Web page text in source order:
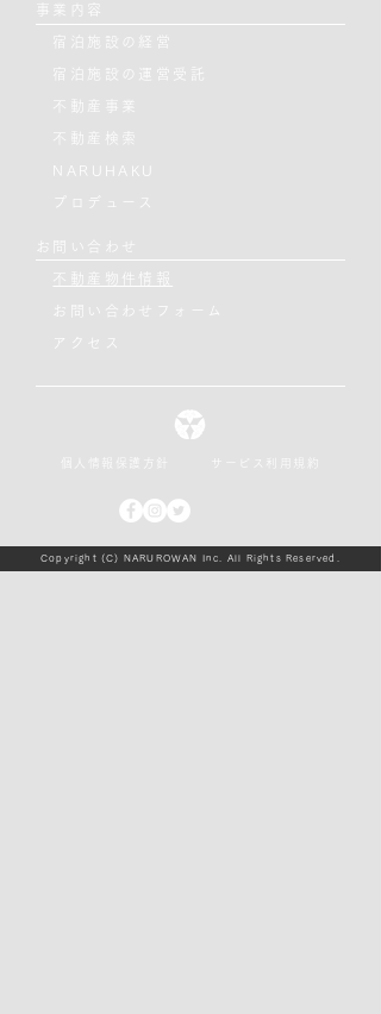
事業内容
宿泊施設の経営
宿泊施設の運営受託
不動産事業
​ 不動産検索
NARUHAKU
プロデュース
不動産物件情報
お問い合わせフォーム
アクセス
サービス利用規約
Copyright (C) NARUROWAN Inc. All Rights Reserved.